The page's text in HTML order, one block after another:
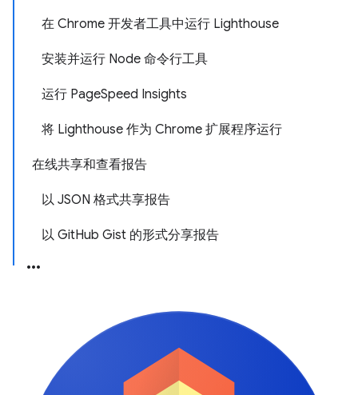
在 Chrome 开发者工具中运行 Lighthouse
安装并运行 Node 命令行工具
运行 PageSpeed Insights
将 Lighthouse 作为 Chrome 扩展程序运行
在线共享和查看报告
以 JSON 格式共享报告
以 GitHub Gist 的形式分享报告